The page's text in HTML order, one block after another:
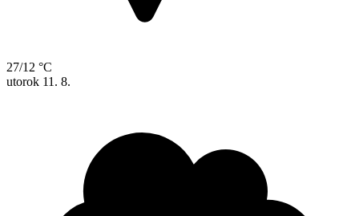
27/12 °C
utorok 11. 8.